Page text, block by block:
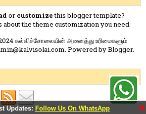
Updates: Follow Us On WhatsApp X
or customizethis blogger template?
about the theme customization you need.
2024 கல்விச்சோலையின் அனைத்து உரிமைகளும்
Powered byBlogger.